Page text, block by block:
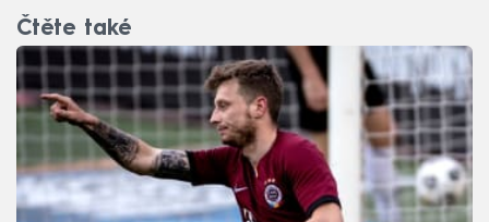
Čtěte také